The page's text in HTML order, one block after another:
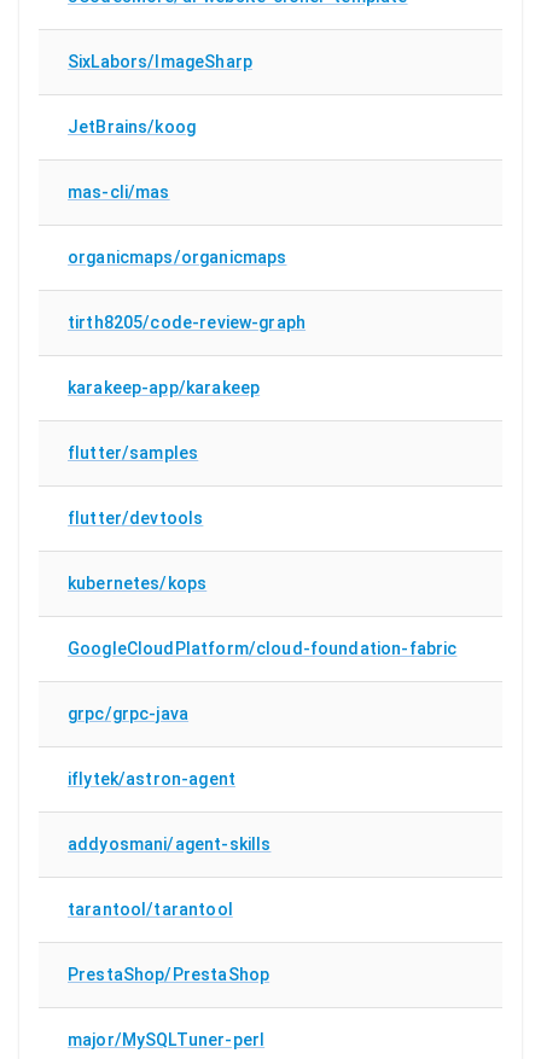
SixLabors/ImageSharp
JetBrains/koog
mas-cli/mas
organicmaps/organicmaps
tirth8205/code-review-graph
karakeep-app/karakeep
flutter/samples
flutter/devtools
kubernetes/kops
GoogleCloudPlatform/cloud-foundation-fabric
grpc/grpc-java
iflytek/astron-agent
addyosmani/agent-skills
tarantool/tarantool
PrestaShop/PrestaShop
major/MySQLTuner-perl